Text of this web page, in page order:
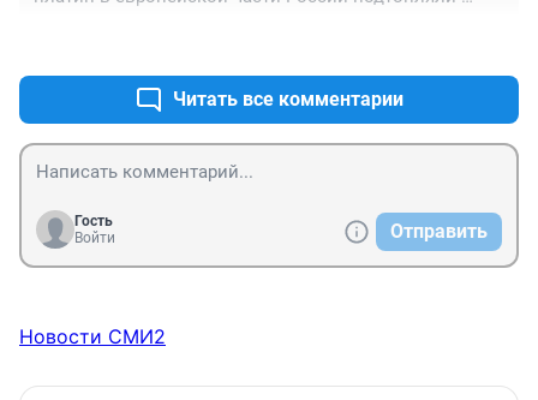
Читать все комментарии
Гость
Войти
Отправить
Новости СМИ2